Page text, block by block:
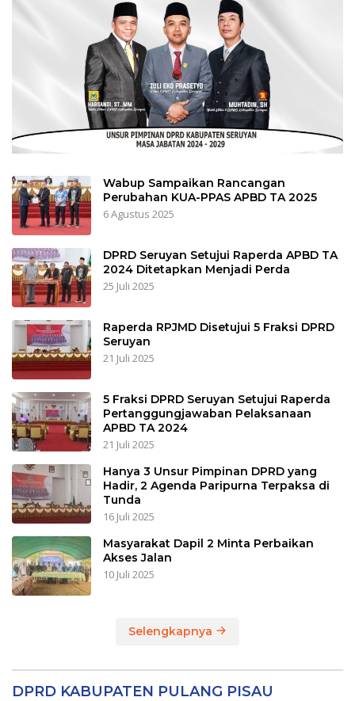
Wabup Sampaikan Rancangan
Perubahan KUA-PPAS APBD TA 2025
6 Agustus 2025
DPRD Seruyan Setujui Raperda APBD TA
2024 Ditetapkan Menjadi Perda
25 Juli 2025
Raperda RPJMD Disetujui 5 Fraksi DPRD
Seruyan
21 Juli 2025
5 Fraksi DPRD Seruyan Setujui Raperda
Pertanggungjawaban Pelaksanaan
APBD TA 2024
21 Juli 2025
Hanya 3 Unsur Pimpinan DPRD yang
Hadir, 2 Agenda Paripurna Terpaksa di
Tunda
16 Juli 2025
Masyarakat Dapil 2 Minta Perbaikan
Akses Jalan
10 Juli 2025
Selengkapnya
DPRD KABUPATEN PULANG PISAU